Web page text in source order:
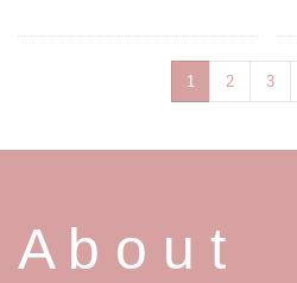
1 2 3
A b o u t